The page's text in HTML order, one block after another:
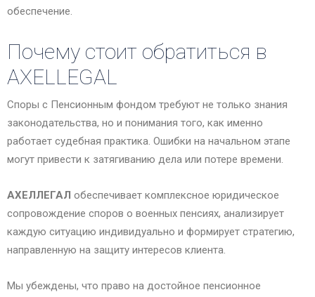
обеспечение.
Почему стоит обратиться в
AXELLEGAL
Споры с Пенсионным фондом требуют не только знания
законодательства, но и понимания того, как именно
работает судебная практика. Ошибки на начальном этапе
могут привести к затягиванию дела или потере времени.
АХЕЛЛЕГАЛ обеспечивает комплексное юридическое
сопровождение споров о военных пенсиях, анализирует
каждую ситуацию индивидуально и формирует стратегию,
направленную на защиту интересов клиента.
Мы убеждены, что право на достойное пенсионное